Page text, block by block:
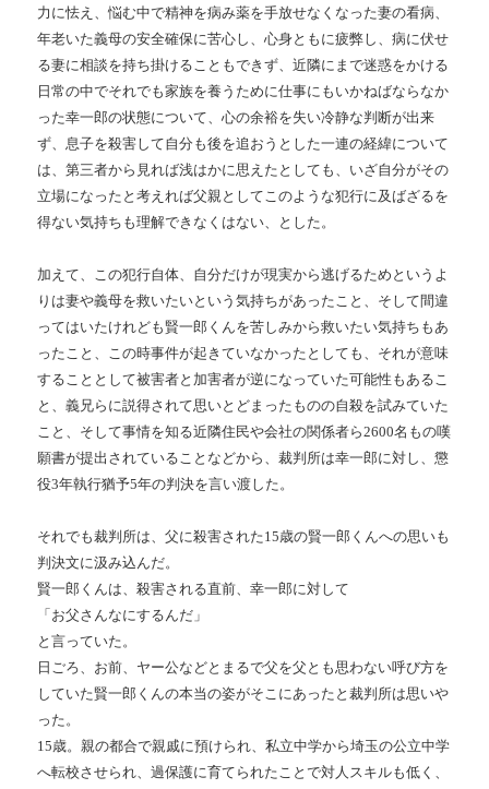
力に怯え、悩む中で精神を病み薬を手放せなくなった妻の看病、
年老いた義母の安全確保に苦心し、心身ともに疲弊し、病に伏せ
る妻に相談を持ち掛けることもできず、近隣にまで迷惑をかける
日常の中でそれでも家族を養うために仕事にもいかねばならなか
った幸一郎の状態について、心の余裕を失い冷静な判断が出来
ず、息子を殺害して自分も後を追おうとした一連の経緯について
は、第三者から見れば浅はかに思えたとしても、いざ自分がその
立場になったと考えれば父親としてこのような犯行に及ばざるを
得ない気持ちも理解できなくはない、とした。
加えて、この犯行自体、自分だけが現実から逃げるためというよ
りは妻や義母を救いたいという気持ちがあったこと、そして間違
ってはいたけれども賢一郎くんを苦しみから救いたい気持ちもあ
ったこと、この時事件が起きていなかったとしても、それが意味
することとして被害者と加害者が逆になっていた可能性もあるこ
と、義兄らに説得されて思いとどまったものの自殺を試みていた
こと、そして事情を知る近隣住民や会社の関係者ら2600名もの嘆
願書が提出されていることなどから、裁判所は幸一郎に対し、懲
役3年執行猶予5年の判決を言い渡した。
それでも裁判所は、父に殺害された15歳の賢一郎くんへの思いも
判決文に汲み込んだ。
賢一郎くんは、殺害される直前、幸一郎に対して
「お父さんなにするんだ」
と言っていた。
日ごろ、お前、ヤー公などとまるで父を父とも思わない呼び方を
していた賢一郎くんの本当の姿がそこにあったと裁判所は思いや
った。
15歳。親の都合で親戚に預けられ、私立中学から埼玉の公立中学
へ転校させられ、過保護に育てられたことで対人スキルも低く、